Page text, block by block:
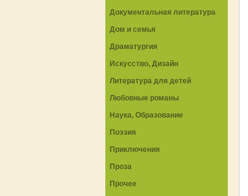
Документальная литература
Дом и семья
Драматургия
Искусство, Дизайн
Литература для детей
Любовные романы
Наука, Образование
Поэзия
Приключения
Проза
Прочее